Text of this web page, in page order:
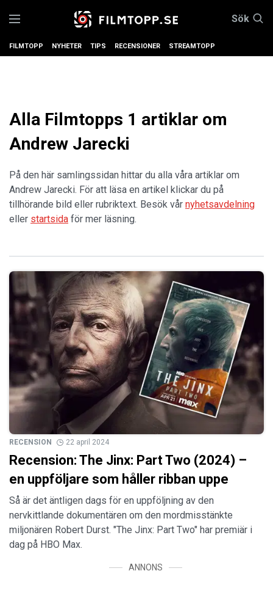
Sök
FILMTOPP NYHETER TIPS RECENSIONER STREAMTOPP
Alla Filmtopps 1 artiklar om
Andrew Jarecki
På den här samlingssidan hittar du alla våra artiklar om
Andrew Jarecki. För att läsa en artikel klickar du på
tillhörande bild eller rubriktext. Besök vår nyhetsavdelning
eller startsida för mer läsning.
RECENSION 22 april 2024
Recension: The Jinx: Part Two (2024) –
en uppföljare som håller ribban uppe
Så är det äntligen dags för en uppföljning av den
nervkittlande dokumentären om den mordmisstänkte
miljonären Robert Durst. "The Jinx: Part Two" har premiär i
dag på HBO Max.
ANNONS